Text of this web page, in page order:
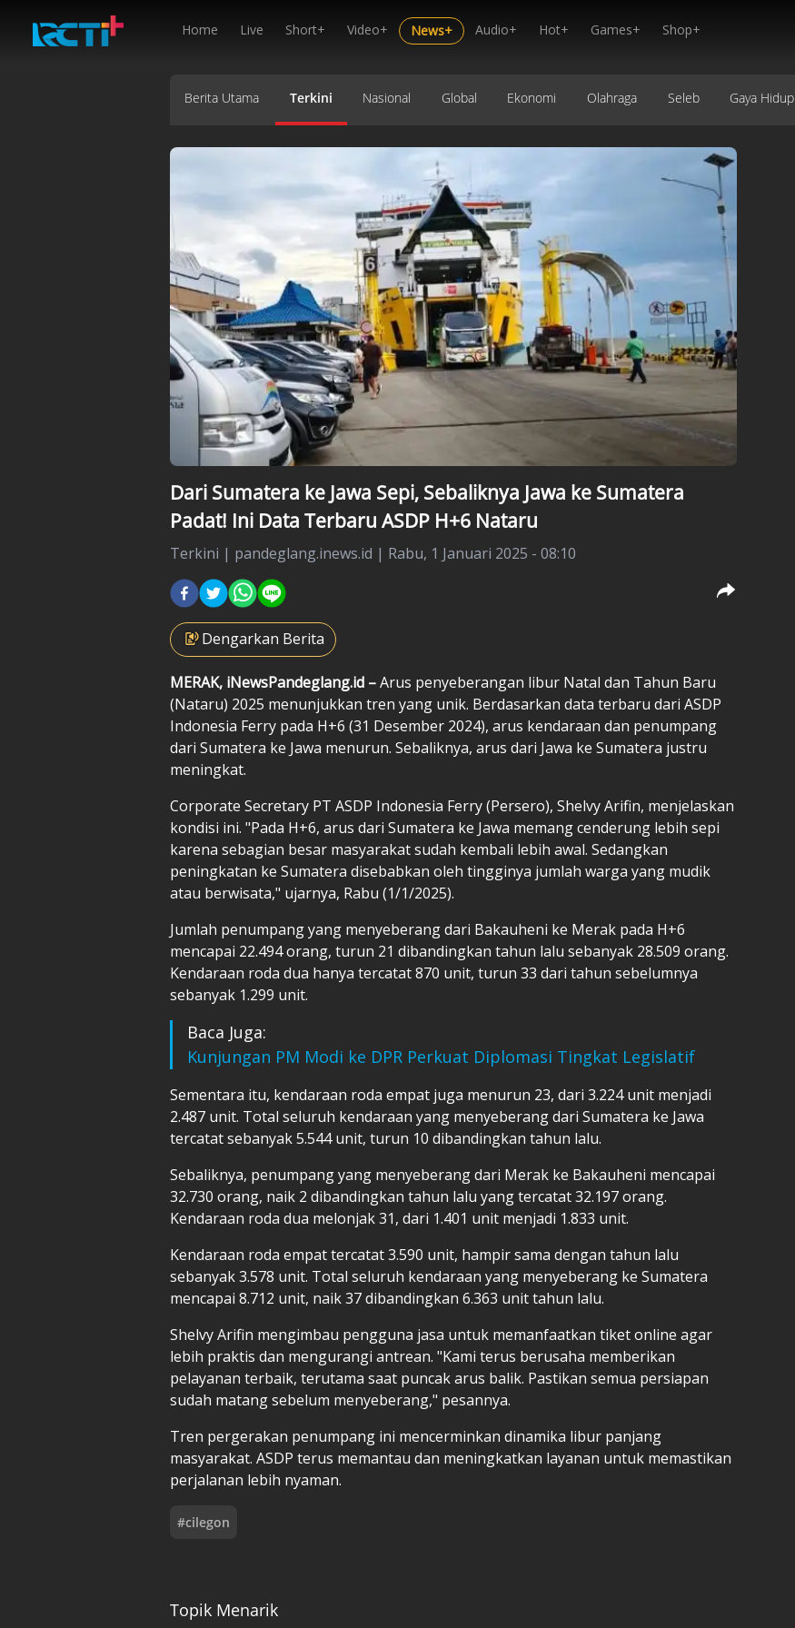
Home Live Short+ Video+ News+ Audio+ Hot+ Games+ Shop+
Berita Utama Terkini Nasional Global Ekonomi Olahraga Seleb Gaya Hidup
Dari Sumatera ke Jawa Sepi, Sebaliknya Jawa ke Sumatera
Padat! Ini Data Terbaru ASDP H+6 Nataru
Terkini | pandeglang.inews.id | Rabu, 1 Januari 2025 - 08:10
Dengarkan Berita
MERAK, iNewsPandeglang.id –Arus penyeberangan libur Natal dan Tahun Baru
(Nataru) 2025 menunjukkan tren yang unik. Berdasarkan data terbaru dari ASDP
Indonesia Ferry pada H+6 (31 Desember 2024), arus kendaraan dan penumpang
dari Sumatera ke Jawa menurun. Sebaliknya, arus dari Jawa ke Sumatera justru
meningkat.
Corporate Secretary PT ASDP Indonesia Ferry (Persero), Shelvy Arifin, menjelaskan
kondisi ini. "Pada H+6, arus dari Sumatera ke Jawa memang cenderung lebih sepi
karena sebagian besar masyarakat sudah kembali lebih awal. Sedangkan
peningkatan ke Sumatera disebabkan oleh tingginya jumlah warga yang mudik
atau berwisata," ujarnya, Rabu (1/1/2025).
Jumlah penumpang yang menyeberang dari Bakauheni ke Merak pada H+6
mencapai 22.494 orang, turun 21 dibandingkan tahun lalu sebanyak 28.509 orang.
Kendaraan roda dua hanya tercatat 870 unit, turun 33 dari tahun sebelumnya
sebanyak 1.299 unit.
Baca Juga:
Kunjungan PM Modi ke DPR Perkuat Diplomasi Tingkat Legislatif
Sementara itu, kendaraan roda empat juga menurun 23, dari 3.224 unit menjadi
2.487 unit. Total seluruh kendaraan yang menyeberang dari Sumatera ke Jawa
tercatat sebanyak 5.544 unit, turun 10 dibandingkan tahun lalu.
Sebaliknya, penumpang yang menyeberang dari Merak ke Bakauheni mencapai
32.730 orang, naik 2 dibandingkan tahun lalu yang tercatat 32.197 orang.
Kendaraan roda dua melonjak 31, dari 1.401 unit menjadi 1.833 unit.
Kendaraan roda empat tercatat 3.590 unit, hampir sama dengan tahun lalu
sebanyak 3.578 unit. Total seluruh kendaraan yang menyeberang ke Sumatera
mencapai 8.712 unit, naik 37 dibandingkan 6.363 unit tahun lalu.
Shelvy Arifin mengimbau pengguna jasa untuk memanfaatkan tiket online agar
lebih praktis dan mengurangi antrean. "Kami terus berusaha memberikan
pelayanan terbaik, terutama saat puncak arus balik. Pastikan semua persiapan
sudah matang sebelum menyeberang," pesannya.
Tren pergerakan penumpang ini mencerminkan dinamika libur panjang
masyarakat. ASDP terus memantau dan meningkatkan layanan untuk memastikan
perjalanan lebih nyaman.
#cilegon
Topik Menarik